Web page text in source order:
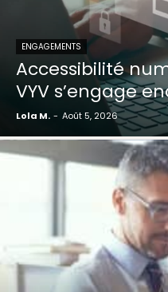
ENGAGEMENTS
Accessibilité
VYV s’engage
Lola M. - Août 5, 2026